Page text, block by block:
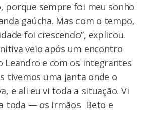
porque sempre foi meu sonho
gaúcha. Mas com o tempo,
foi crescendo”, explicou.
veio após um encontro
Leandro e com os integrantes
tivemos uma janta onde o
e ali eu vi toda a situação. Vi
toda — os irmãos Beto e